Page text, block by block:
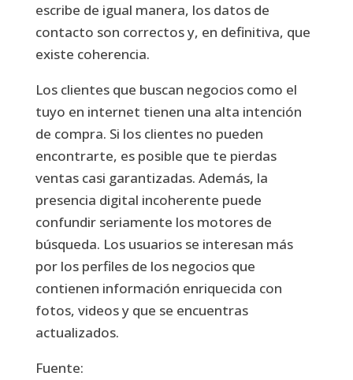
escribe de igual manera, los datos de
contacto son correctos y, en definitiva, que
existe coherencia.
Los clientes que buscan negocios como el
tuyo en internet tienen una alta intención
de compra. Si los clientes no pueden
encontrarte, es posible que te pierdas
ventas casi garantizadas. Además, la
presencia digital incoherente puede
confundir seriamente los motores de
búsqueda. Los usuarios se interesan más
por los perfiles de los negocios que
contienen información enriquecida con
fotos, videos y que se encuentras
actualizados.
Fuente: